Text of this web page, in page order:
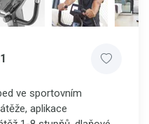
ve sportovním
aplikace